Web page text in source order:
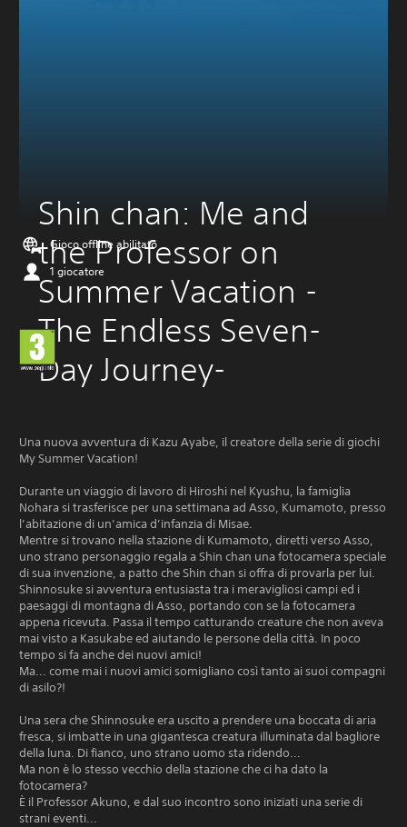
Shin chan: Me and
the Professor on
Summer Vacation -
The Endless Seven-
Day Journey-
€49,99
Aggiungi al carrello
Gioco offline abilitato
1 giocatore
Gioco offline abilitato
1 giocatore
Una nuova avventura di Kazu Ayabe, il creatore della serie di giochi
My Summer Vacation!
Durante un viaggio di lavoro di Hiroshi nel Kyushu, la famiglia
Nohara si trasferisce per una settimana ad Asso, Kumamoto, presso
l’abitazione di un’amica d’infanzia di Misae.
Mentre si trovano nella stazione di Kumamoto, diretti verso Asso,
uno strano personaggio regala a Shin chan una fotocamera speciale
di sua invenzione, a patto che Shin chan si offra di provarla per lui.
Shinnosuke si avventura entusiasta tra i meravigliosi campi ed i
paesaggi di montagna di Asso, portando con se la fotocamera
appena ricevuta. Passa il tempo catturando creature che non aveva
mai visto a Kasukabe ed aiutando le persone della città. In poco
tempo si fa anche dei nuovi amici!
Ma... come mai i nuovi amici somigliano così tanto ai suoi compagni
di asilo?!
Una sera che Shinnosuke era uscito a prendere una boccata di aria
fresca, si imbatte in una gigantesca creatura illuminata dal bagliore
della luna. Di fianco, uno strano uomo sta ridendo...
Ma non è lo stesso vecchio della stazione che ci ha dato la
fotocamera?
È il Professor Akuno, e dal suo incontro sono iniziati una serie di
strani eventi...